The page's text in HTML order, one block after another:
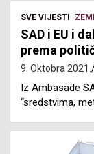
SVE VIJESTI
SAD i EU i
prema
9. Oktobra 2021.
Iz Ambasade
“sredstvima,